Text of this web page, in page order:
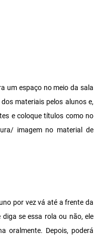
um espaço no meio da sala
materiais pelos alunos e,
e coloque títulos como no
imagem no material de
por vez vá até a frente da
se essa rola ou não, ele
oralmente. Depois, poderá